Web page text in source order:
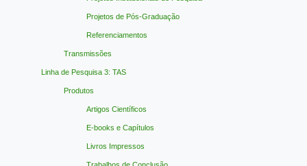
Projetos de Pós-Graduação
Referenciamentos
Transmissões
Linha de Pesquisa 3: TAS
Produtos
Artigos Científicos
E-books e Capítulos
Livros Impressos